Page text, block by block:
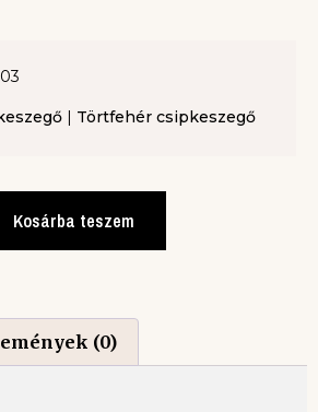
| Törtfehér csipkeszegő
Kosárba teszem
(0)